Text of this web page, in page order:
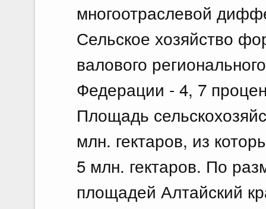
многоотраслевой
Сельское хозяйство
валового
Федерации - 4, 7
Площадь
млн. гектаров, из
5 млн. гектаров. По
площадей Алтайский